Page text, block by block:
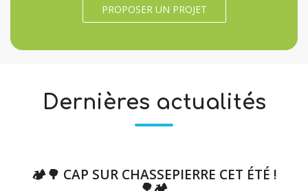
PROPOSER UN PROJET
Dernières actualités
🏕️🌳 CAP SUR CHASSEPIERRE CET ÉTÉ !